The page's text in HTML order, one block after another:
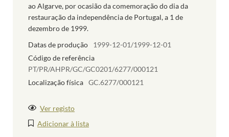
ao Algarve, por ocasião da comemoração do dia da
restauração da independência de Portugal, a 1 de
dezembro de 1999.
Datas de produção
1999-12-01/1999-12-01
Código de referência
PT/PR/AHPR/GC/GC0201/6277/000121
Localização física GC.6277/000121
Ver registo
Adicionar à lista